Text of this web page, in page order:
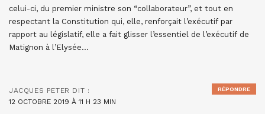
celui-ci, du premier ministre son “collaborateur”, et tout en
respectant la Constitution qui, elle, renforçait l’exécutif par
rapport au législatif, elle a fait glisser l’essentiel de l’exécutif de
Matignon à l’Elysée…
JACQUES PETER DIT :
12 OCTOBRE 2019 À 11 H 23 MIN
RÉPONDRE